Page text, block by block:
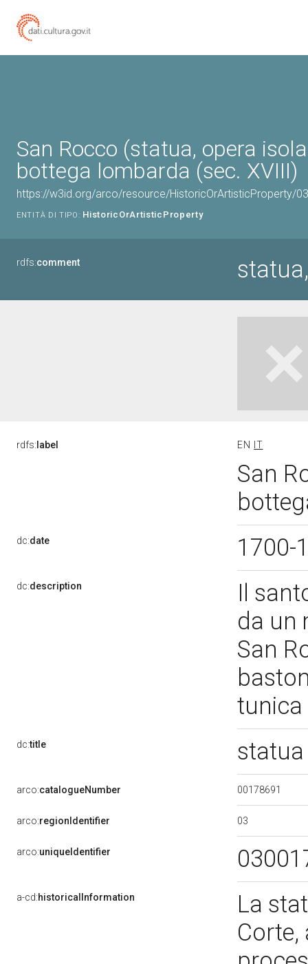
San Rocco (statua, opera
bottega lombarda (sec. XVIII)
https://w3id.org/arco/resource/HistoricOrArtisticProperty/
ENTITÀ DI TIPO: HistoricOrArtisticProperty
rdfs:comment
rdfs: label EN IT
San
dc:date 1700-
dc:description
Il
da un
San
tunica
dc:title
arco:catalogueNumber 00178691
arco:regionIdentifier 03
arco:uniqueIdentifier
a-cd:historicalInformation
La
Corte,